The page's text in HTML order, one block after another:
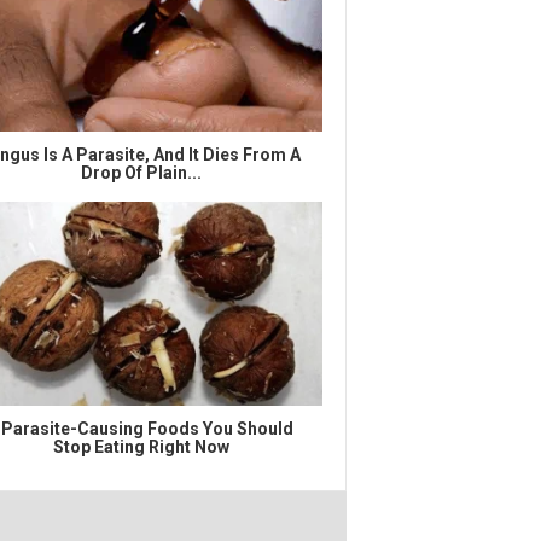
Is A Parasite, And It Dies From A
Drop Of Plain...
Causing Foods You Should
Stop Eating Right Now